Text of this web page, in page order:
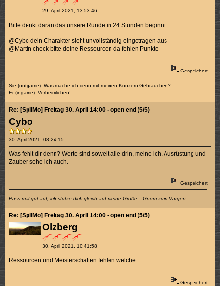
29. April 2021, 13:53:46
Bitte denkt daran das unsere Runde in 24 Stunden beginnt.
@Cybo dein Charakter sieht unvollständig eingetragen aus
@Martin check bitte deine Ressourcen da fehlen Punkte
Gespeichert
Sie (outgame): Was mache ich denn mit meinen Konzern-Gebräuchen?
Er (ingame): Verheimlichen!
Cybo
30. April 2021, 08:24:15
Re: [SpliMo] Freitag 30. April 14:00 - open end (5/5)
Was fehlt dir denn? Werte sind soweit alle drin, meine ich. Ausrüstung und
Zauber sehe ich auch.
Gespeichert
Pass mal gut auf, ich stutze dich gleich auf meine Größe! - Gnom zum Vargen
Olzberg
30. April 2021, 10:41:58
Re: [SpliMo] Freitag 30. April 14:00 - open end (5/5)
Ressourcen und Meisterschaften fehlen welche ...
Gespeichert